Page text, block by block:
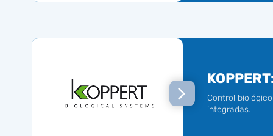
Control
integradas.